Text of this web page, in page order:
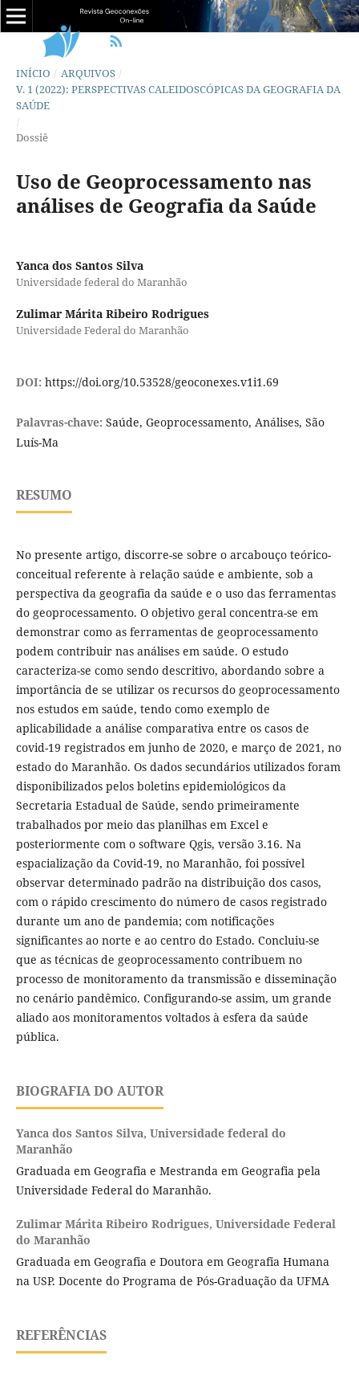
INÍCIO / ARQUIVOS /
V. 1 (2022): PERSPECTIVAS CALEIDOSCÓPICAS DA GEOGRAFIA DA
SAÚDE
/
Dossiê
Uso de Geoprocessamento nas
análises de Geografia da Saúde
Yanca dos Santos Silva
Universidade federal do Maranhão
Zulimar Márita Ribeiro Rodrigues
Universidade Federal do Maranhão
DOI: https://doi.org/10.53528/geoconexes.v1i1.69
Palavras-chave: Saúde, Geoprocessamento, Análises, São
Luís-Ma
RESUMO
No presente artigo, discorre-se sobre o arcabouço teórico-
conceitual referente à relação saúde e ambiente, sob a
perspectiva da geografia da saúde e o uso das ferramentas
do geoprocessamento. O objetivo geral concentra-se em
demonstrar como as ferramentas de geoprocessamento
podem contribuir nas análises em saúde. O estudo
caracteriza-se como sendo descritivo, abordando sobre a
importância de se utilizar os recursos do geoprocessamento
nos estudos em saúde, tendo como exemplo de
aplicabilidade a análise comparativa entre os casos de
covid-19 registrados em junho de 2020, e março de 2021, no
estado do Maranhão. Os dados secundários utilizados foram
disponibilizados pelos boletins epidemiológicos da
Secretaria Estadual de Saúde, sendo primeiramente
trabalhados por meio das planilhas em Excel e
posteriormente com o software Qgis, versão 3.16. Na
espacialização da Covid-19, no Maranhão, foi possível
observar determinado padrão na distribuição dos casos,
com o rápido crescimento do número de casos registrado
durante um ano de pandemia; com notificações
significantes ao norte e ao centro do Estado. Concluiu-se
que as técnicas de geoprocessamento contribuem no
processo de monitoramento da transmissão e disseminação
no cenário pandêmico. Configurando-se assim, um grande
aliado aos monitoramentos voltados à esfera da saúde
pública.
BIOGRAFIA DO AUTOR
Yanca dos Santos Silva, Universidade federal do
Maranhão
Graduada em Geografia e Mestranda em Geografia pela
Universidade Federal do Maranhão.
Zulimar Márita Ribeiro Rodrigues, Universidade Federal
do Maranhão
Graduada em Geografia e Doutora em Geografia Humana
na USP. Docente do Programa de Pós-Graduação da UFMA
REFERÊNCIAS